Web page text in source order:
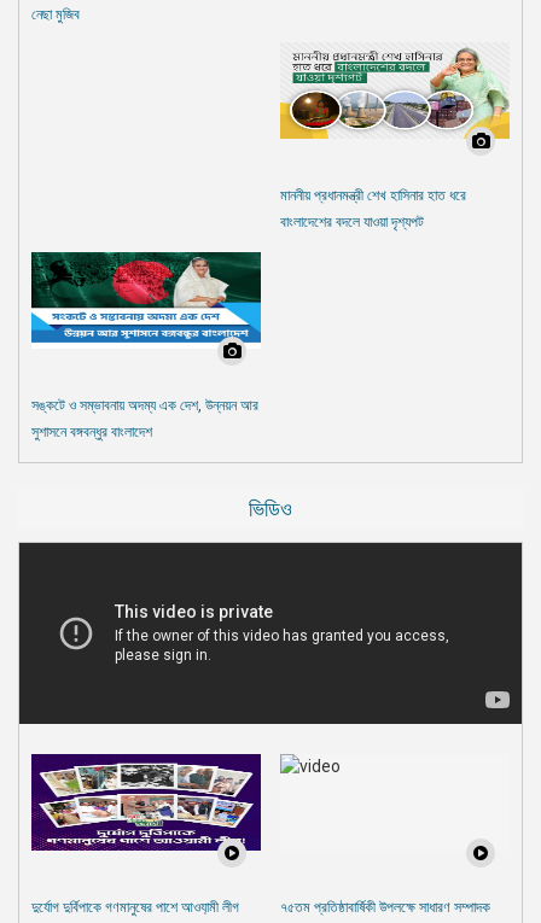
নেছা মুজিব
মাননীয় প্রধানমন্ত্রী শেখ হাসিনার হাত ধরে
বাংলাদেশের বদলে যাওয়া দৃশ্যপট
সঙ্কটে ও সম্ভাবনায় অদম্য এক দেশ, উন্নয়ন আর
সুশাসনে বঙ্গবন্ধুর বাংলাদেশ
ভিডিও
দুর্যোগ দুর্বিপাকে গণমানুষের পাশে আওযা়মী লীগ
৭৫তম প্রতিষ্ঠাবার্ষিকী উপলক্ষে সাধারণ সম্পাদক